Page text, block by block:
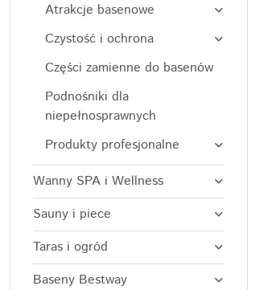
Atrakcje basenowe
Czystość i ochrona
Części zamienne do basenów
Podnośniki dla
niepełnosprawnych
Produkty profesjonalne
Wanny SPA i Wellness
Sauny i piece
Taras i ogród
Baseny Bestway